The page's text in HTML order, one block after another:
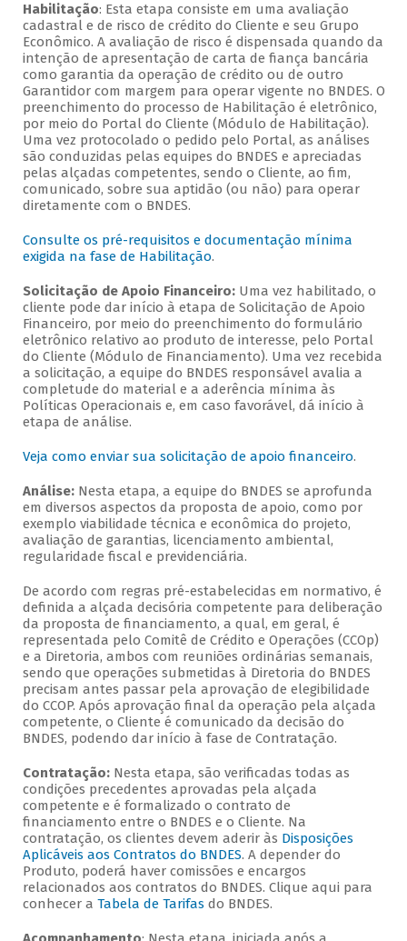
Habilitação: Esta etapa consiste em uma avaliação
cadastral e de risco de crédito do Cliente e seu Grupo
Econômico. A avaliação de risco é dispensada quando da
intenção de apresentação de carta de fiança bancária
como garantia da operação de crédito ou de outro
Garantidor com margem para operar vigente no BNDES. O
preenchimento do processo de Habilitação é eletrônico,
por meio do Portal do Cliente (Módulo de Habilitação).
Uma vez protocolado o pedido pelo Portal, as análises
são conduzidas pelas equipes do BNDES e apreciadas
pelas alçadas competentes, sendo o Cliente, ao fim,
comunicado, sobre sua aptidão (ou não) para operar
diretamente com o BNDES.
Consulte os pré-requisitos e documentação mínima
exigida na fase de Habilitação.
Solicitação de Apoio Financeiro: Uma vez habilitado, o
cliente pode dar início à etapa de Solicitação de Apoio
Financeiro, por meio do preenchimento do formulário
eletrônico relativo ao produto de interesse, pelo Portal
do Cliente (Módulo de Financiamento). Uma vez recebida
a solicitação, a equipe do BNDES responsável avalia a
completude do material e a aderência mínima às
Políticas Operacionais e, em caso favorável, dá início à
etapa de análise.
Veja como enviar sua solicitação de apoio financeiro.
Análise:Nesta etapa, a equipe do BNDES se aprofunda
em diversos aspectos da proposta de apoio, como por
exemplo viabilidade técnica e econômica do projeto,
avaliação de garantias, licenciamento ambiental,
regularidade fiscal e previdenciária.
De acordo com regras pré-estabelecidas em normativo, é
definida a alçada decisória competente para deliberação
da proposta de financiamento, a qual, em geral, é
representada pelo Comitê de Crédito e Operações (CCOp)
e a Diretoria, ambos com reuniões ordinárias semanais,
sendo que operações submetidas à Diretoria do BNDES
precisam antes passar pela aprovação de elegibilidade
do CCOP. Após aprovação final da operação pela alçada
competente, o Cliente é comunicado da decisão do
BNDES, podendo dar início à fase de Contratação.
Contratação: Nesta etapa, são verificadas todas as
condições precedentes aprovadas pela alçada
competente e é formalizado o contrato de
financiamento entre o BNDES e o Cliente. Na
contratação, os clientes devem aderir às Disposições
Aplicáveis aos Contratos do BNDES. A depender do
Produto, poderá haver comissões e encargos
relacionados aos contratos do BNDES. Clique aqui para
conhecer a Tabela de Tarifas do BNDES.